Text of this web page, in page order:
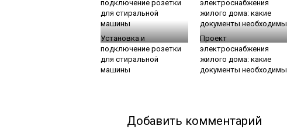
Установка и
подключение розетки
для стиральной
машины
Проект
электроснабжения
жилого дома: какие
документы необходимы
Добавить комментарий